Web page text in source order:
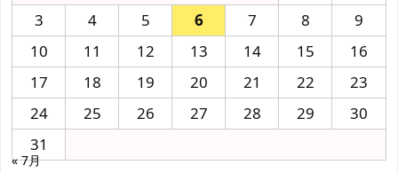
3
4 5 6 7 8
9
10
11 12 13 14 15
16
17
18 19 20 21 22
23
24
25 26 27 28 29
30
31
« 7月